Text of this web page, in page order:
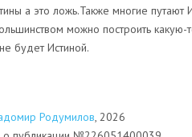
а это ложь.Также многие
можно построить
будет Истиной.
Родумилов, 2026